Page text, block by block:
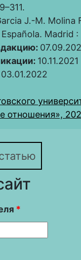
J.-M.
Madrid :
10.11.2021
03.01.2022
отношения»,
*